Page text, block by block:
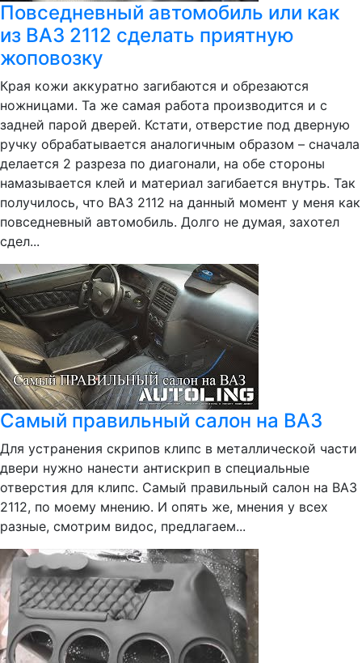
Повседневный автомобиль или как
из ВАЗ 2112 сделать приятную
жоповозку
Края кожи аккуратно загибаются и обрезаются
ножницами. Та же самая работа производится и с
задней парой дверей. Кстати, отверстие под дверную
ручку обрабатывается аналогичным образом – сначала
делается 2 разреза по диагонали, на обе стороны
намазывается клей и материал загибается внутрь. Так
получилось, что ВАЗ 2112 на данный момент у меня как
повседневный автомобиль. Долго не думая, захотел
сдел...
Самый правильный салон на ВАЗ
Для устранения скрипов клипс в металлической части
двери нужно нанести антискрип в специальные
отверстия для клипс. Самый правильный салон на ВАЗ
2112, по моему мнению. И опять же, мнения у всех
разные, смотрим видос, предлагаем...